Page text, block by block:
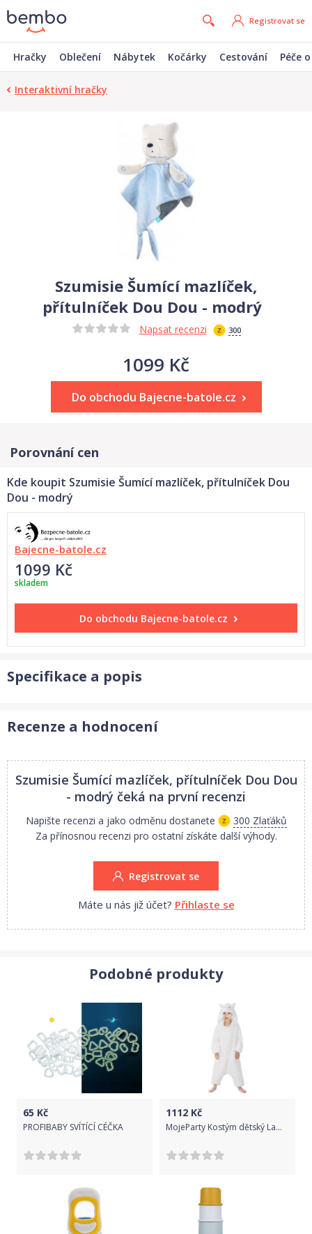
Registrovat se
Hračky Oblečení Nábytek Kočárky Cestování Péče
Interaktivní hračky
Szumisie Šumící mazlíček,
přítulníček Dou Dou - modrý
Napsat recenzi 300
1099 Kč
Do obchodu Bajecne-batole.cz
Porovnání cen
Kde koupit Szumisie Šumící mazlíček, přítulníček Dou
Dou - modrý
Bajecne-batole.cz
1099 Kč
skladem
Do obchodu Bajecne-batole.cz
Specifikace a popis
Recenze a hodnocení
Szumisie Šumící mazlíček, přítulníček Dou Dou
- modrý čeká na první recenzi
Napište recenzi a jako odměnu dostanete
300 Zlaťáků
Za přínosnou recenzi pro ostatní získáte další výhody.
Registrovat se
Máte u nás již účet? Přihlaste se
Podobné produkty
65 Kč
PROFIBABY SVÍTÍCÍ CÉČKA
1112 Kč
MojeParty Kostým dětský Lama overal 10-11 let (vel. 140-146 cm)